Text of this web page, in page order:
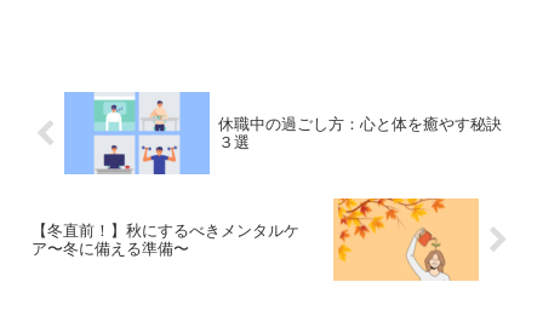
休職中の過ごし方：心と体を癒やす秘訣
３選
【冬直前！】秋にするべきメンタルケ
ア〜冬に備える準備〜